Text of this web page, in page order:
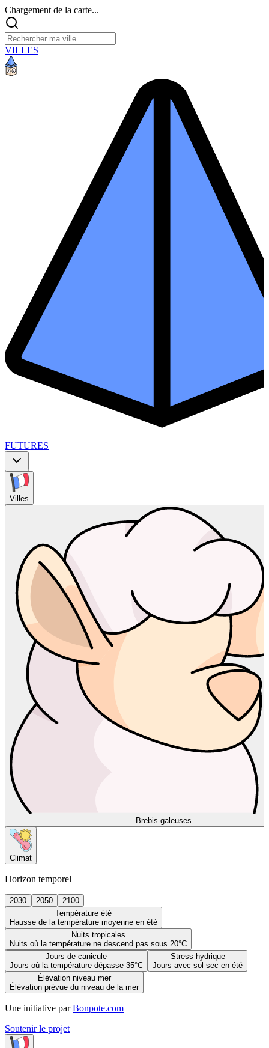
Chargement de la carte...
VILLES
FUTURES
Villes
Brebis galeuses
Climat
Horizon temporel
2030 2050
2100
Température été
Hausse de la température moyenne en été
Nuits tropicales
Nuits où la température ne descend pas sous 20°C
Jours de canicule
Jours où la température dépasse 35°C
Stress hydrique
Jours avec sol sec en été
Élévation niveau mer
Élévation prévue du niveau de la mer
Une initiative par Bonpote.com
Soutenir le projet